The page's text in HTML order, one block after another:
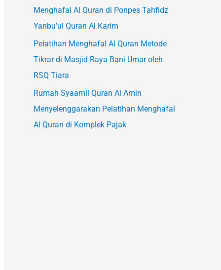
Menghafal Al Quran di Ponpes Tahfidz
Yanbu’ul Quran Al Karim
Pelatihan Menghafal Al Quran Metode
Tikrar di Masjid Raya Bani Umar oleh
RSQ Tiara
Rumah Syaamil Quran Al Amin
Menyelenggarakan Pelatihan Menghafal
Al Quran di Komplek Pajak